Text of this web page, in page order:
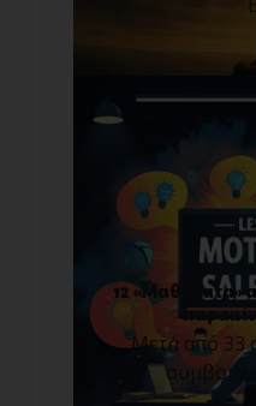
12 «Μαθήματα»
Μετά από 33